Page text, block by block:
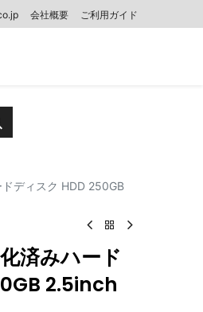
会社概要 ご利用ガイド
ディスク HDD 250GB
済みハード
2.5inch